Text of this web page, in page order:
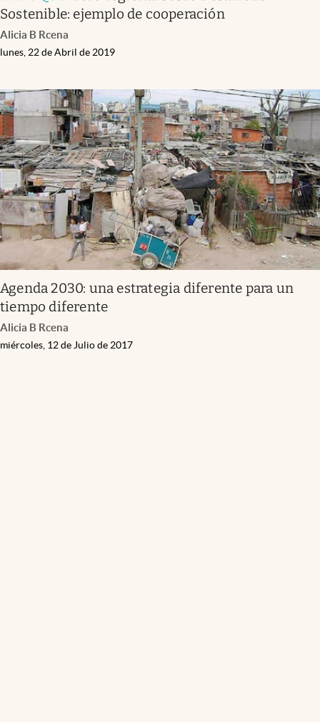
Sostenible: ejemplo de cooperación
Alicia B Rcena
lunes, 22 de Abril de 2019
Agenda 2030: una estrategia diferente para un
tiempo diferente
Alicia B Rcena
miércoles, 12 de Julio de 2017